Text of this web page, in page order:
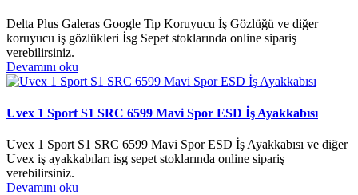
Delta Plus Galeras Google Tip Koruyucu İş Gözlüğü ve diğer
koruyucu iş gözlükleri İsg Sepet stoklarında online sipariş
verebilirsiniz.
Devamını oku
Uvex 1 Sport S1 SRC 6599 Mavi Spor ESD İş Ayakkabısı
Uvex 1 Sport S1 SRC 6599 Mavi Spor ESD İş Ayakkabısı ve diğer
Uvex iş ayakkabıları isg sepet stoklarında online sipariş
verebilirsiniz.
Devamını oku